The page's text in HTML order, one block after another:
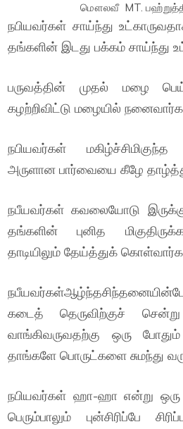
மௌலவீ MT.
நபியவர்கள் சாய்ந்து
தங்களின் இடது பக்கம் சாய்ந்து
பருவத்தின் முதல் மழை
கழற்றிவிட்டு மழையில்
நபியவர்கள்
அருளான பார்வையை கீழே
நபீயவர்கள் கவலையோடு
தங்களின் புனித
தாடியிலும் தேய்த்துக்
கடைத் தெருவிற்குச்
வாங்கிவருவதற்கு ஒரு
தாங்களே பொருட்களை சுமந்து
நபியவர்கள் ஹா-ஹா என்று ஒரு
பெரும்பாலும் புன்சிரிப்பே